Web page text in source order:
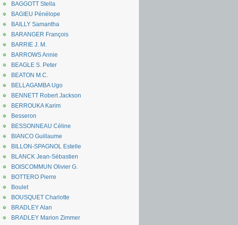
BAGGOTT Stella
BAGIEU Pénélope
BAILLY Samantha
BARANGER François
BARRIE J. M.
BARROWS Annie
BEAGLE S. Peter
BEATON M.C.
BELLAGAMBA Ugo
BENNETT Robert Jackson
BERROUKA Karim
Besseron
BESSONNEAU Céline
BIANCO Guillaume
BILLON-SPAGNOL Estelle
BLANCK Jean-Sébastien
BOISCOMMUN Olivier G.
BOTTERO Pierre
Boulet
BOUSQUET Charlotte
BRADLEY Alan
BRADLEY Marion Zimmer